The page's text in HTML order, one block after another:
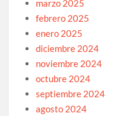
marzo 2025
febrero 2025
enero 2025
diciembre 2024
noviembre 2024
octubre 2024
septiembre 2024
agosto 2024